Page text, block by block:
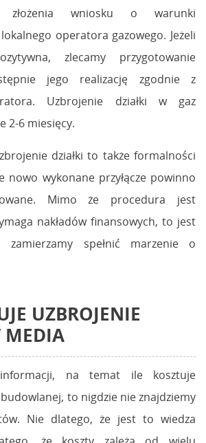
złożenia wniosku o warunki
operatora gazowego. Jeżeli
zlecamy przygotowanie
jego realizację zgodnie z
Uzbrojenie działki w gaz
2-6 miesięcy.
działki to także formalności
nowo wykonane przyłącze powinno
Mimo że procedura jest
nakładów finansowych, to jest
zamierzamy spełnić marzenie o
UZBROJENIE
MEDIA
informacji, na temat ile kosztuje
to nigdzie nie znajdziemy
Nie dlatego, że jest to wiedza